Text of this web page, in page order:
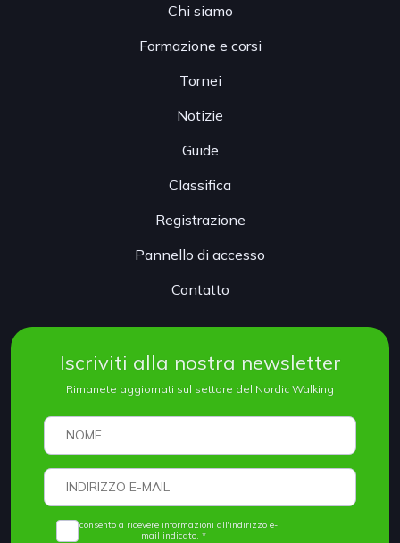
Chi siamo
Formazione e corsi
Tornei
Notizie
Guide
Classifica
Registrazione
Pannello di accesso
Contatto
Iscriviti alla nostra newsletter
Rimanete aggiornati sul settore del Nordic Walking
Acconsento a ricevere informazioni all'indirizzo e-
mail indicato. *